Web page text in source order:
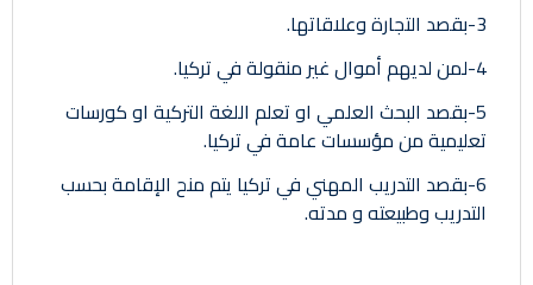
3-بقصد التجارة وعلاقاتها.
4-لمن لديهم أموال غير منقولة في تركيا.
5-بقصد البحث العلمي او تعلم اللغة التركية او كورسات
تعليمية من مؤسسات عامة في تركيا.
6-بقصد التدريب المهني في تركيا يتم منح الإقامة بحسب
التدريب وطبيعته و مدته.